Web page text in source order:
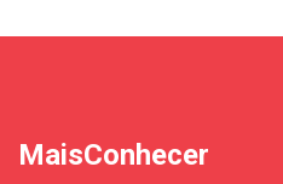
MaisConhecer